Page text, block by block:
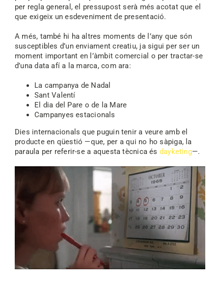
per regla general, el pressupost serà més acotat que el
que exigeix un esdeveniment de presentació.
A més, també hi ha altres moments de l’any que són
susceptibles d’un enviament creatiu, ja sigui per ser un
moment important en l’àmbit comercial o per tractar-se
d’una data afí a la marca, com ara:
La campanya de Nadal
Sant Valentí
El dia del Pare o de la Mare
Campanyes estacionals
Dies internacionals que puguin tenir a veure amb el
producte en qüestió —que, per a qui no ho sàpiga, la
paraula per referir-se a aquesta tècnica és dayketing—.